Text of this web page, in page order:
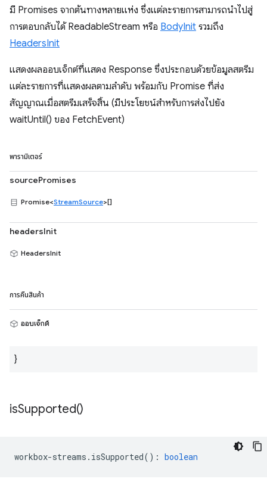
มี Promises จากต้นทางหลายแห่ง ซึ่งแต่ละรายการสามารถนำไปสู่
การตอบกลับได้ ReadableStream หรือ BodyInit รวมถึง
HeadersInit
แสดงผลออบเจ็กต์ที่แสดง Response ซึ่งประกอบด้วยข้อมูลสตรีม
แต่ละรายการที่แสดงผลตามลำดับ พร้อมกับ Promise ที่ส่ง
สัญญาณเมื่อสตรีมเสร็จสิ้น (มีประโยชน์สำหรับการส่งไปยัง
waitUntil() ของ FetchEvent)
พารามิเตอร์
sourcePromises
Promise<StreamSource>[]
headersInit
HeadersInit
การคืนสินค้า
ออบเจ็กต์
}
isSupported()
workbox-streams . isSupported() : boolean